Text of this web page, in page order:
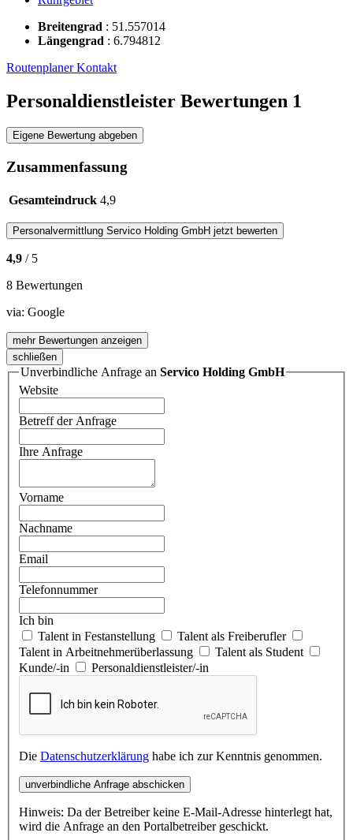
Breitengrad : 51.557014
Längengrad : 6.794812
RoutenplanerKontakt
Personaldienstleister Bewertungen 1
Eigene Bewertung abgeben
Zusammenfassung
Gesamteindruck 4,9
Personalvermittlung Servico Holding GmbH jetzt bewerten
4,9 / 5
8 Bewertungen
via: Google
mehr Bewertungen anzeigen
schließen
Unverbindliche Anfrage an Servico Holding GmbH
Website
Betreff der Anfrage
Ihre Anfrage
Vorname
Nachname
Email
Telefonnummer
Ich bin
Talent in Festanstellung
Talent als Freiberufler
Talent in Arbeitnehmerüberlassung
Talent als Student
Kunde/-in
Personaldienstleister/-in
Die Datenschutzerklärung habe ich zur Kenntnis genommen.
unverbindliche Anfrage abschicken
Hinweis: Da der Betreiber keine E-Mail-Adresse hinterlegt hat,
wird die Anfrage an den Portalbetreiber geschickt.